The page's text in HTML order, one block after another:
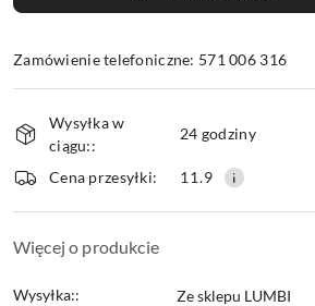
Zamówienie telefoniczne: 571 006 316
Dostępność
i
dostawa
Wysyłka w
ciągu::
24 godziny
Cena przesyłki: 11.9
Więcej o produkcie
Wysyłka:: Ze sklepu LUMBI